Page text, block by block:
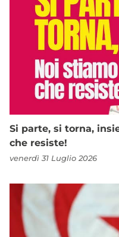
Si parte, si torna,
che resiste!
venerdì 31 Luglio 2026